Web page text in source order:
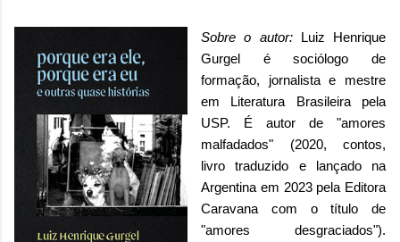
Sobre o autor: Luiz Henrique
Gurgel é sociólogo de
formação, jornalista e mestre
em Literatura Brasileira pela
USP. É autor de "amores
malfadados" (2020, contos,
livro traduzido e lançado na
Argentina em 2023 pela Editora
Caravana com o título de
"amores desgraciados").